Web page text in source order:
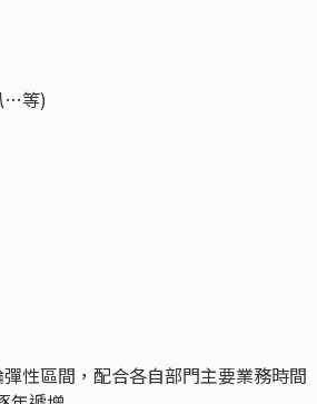
…等)
性區間，配合各自部門主要業務時間